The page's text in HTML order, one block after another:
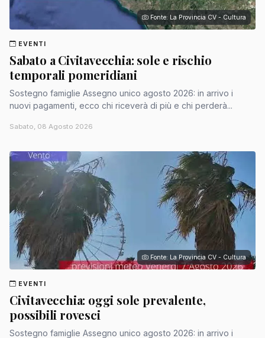
Fonte: La Provincia CV - Cultura
EVENTI
Sabato a Civitavecchia: sole e rischio
temporali pomeridiani
Sostegno famiglie Assegno unico agosto 2026: in arrivo i
nuovi pagamenti, ecco chi riceverà di più e chi perderà...
Sabato, 08 Agosto 2026
Fonte: La Provincia CV - Cultura
EVENTI
Civitavecchia: oggi sole prevalente,
possibili rovesci
Sostegno famiglie Assegno unico agosto 2026: in arrivo i